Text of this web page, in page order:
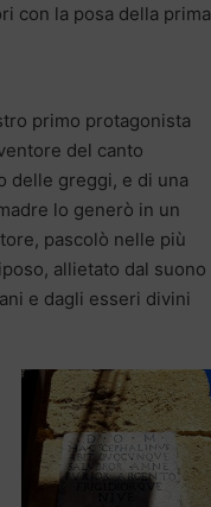
con la posa della prima
primo protagonista
del canto
delle greggi, e di una
lo generò in un
pascolò nelle più
allietato dal suono
e dagli esseri divini